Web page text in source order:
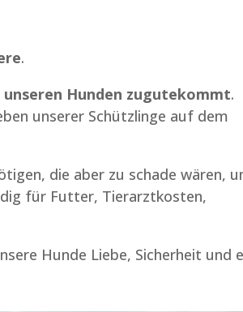
.
unseren Hunden zugutekommt.
unserer Schützlinge auf dem
die aber zu schade wären,
für Futter, Tierarztkosten,
Hunde Liebe, Sicherheit und